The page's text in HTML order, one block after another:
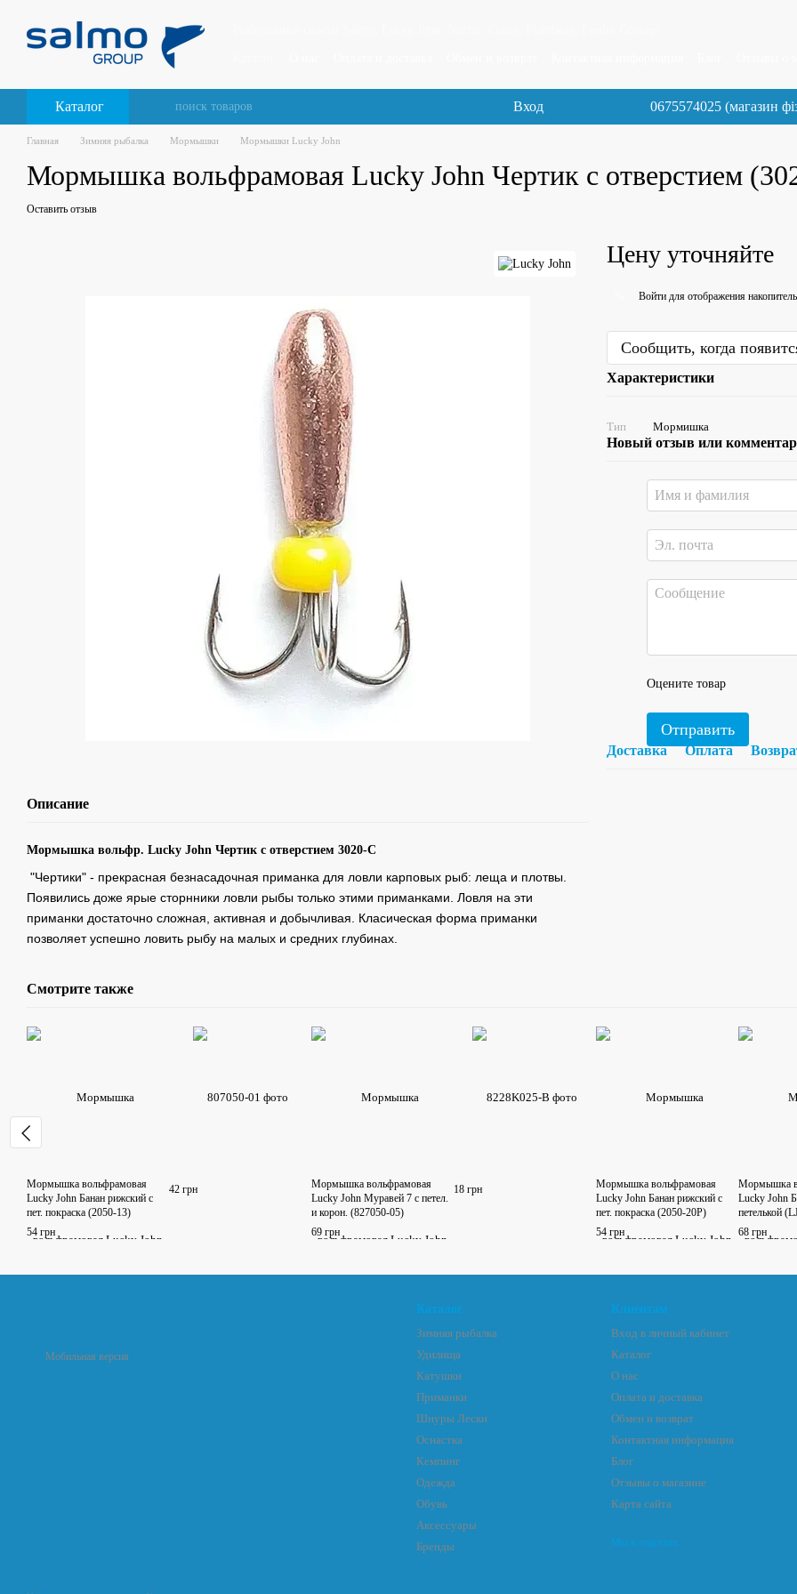
Каталог Вход 0675574025 (магазин
Главная Зимняя рыбалка Мормышки Мормышки Lucky John
Мормышка вольфрамовая Lucky John Чертик с отверстием
Оставить отзыв
Описание
Мормышка вольфр. Lucky John Чертик с отверстием 3020-C
"Чертики" - прекрасная безнасадочная приманка для ловли карповых рыб: леща и плотвы.
Появились доже ярые сторнники ловли рыбы только этими приманками. Ловля на эти
приманки достаточно сложная, активная и добычливая. Класическая форма приманки
позволяет успешно ловить рыбу на малых и средних глубинах.
Цену уточняйте
Войти для отображения
Сообщить, когда
Характеристики
Тип Мормишка
Новый отзыв или
Оцените товар
Отправить
Доставка Оплата
Смотрите также
Мормышка вольфрамовая
Lucky John Банан рижский с
пет. покраска (2050-13)
54 грн
42 грн
Мормышка вольфрамовая
Lucky John Муравей 7 с петел.
и корон. (827050-05)
69 грн
18 грн
Мормышка вольфрамовая
Lucky John Банан рижский с
пет. покраска (2050-20P)
54 грн
Мормышка
Lucky John
петелькой
68 грн
Мобильная версия
Каталог
Зимняя рыбалка
Удилища
Катушки
Приманки
Шнуры Лески
Оснастка
Кемпинг
Одежда
Обувь
Аксессуары
Бренды
Клиентам
Вход в личный кабинет
Каталог
О нас
Оплата и доставка
Обмен и возврат
Контактная информация
Блог
Отзывы о магазине
Карта сайта
Мы в соцсетях